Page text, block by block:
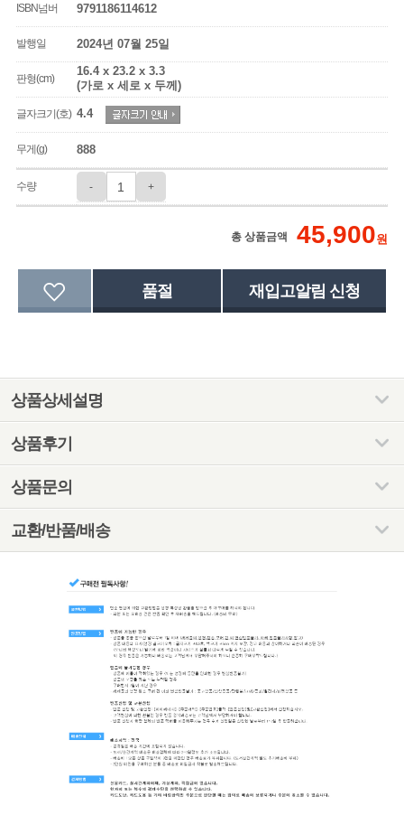
ISBN넘버 9791186114612
발행일 2024년 07월 25일
판형(cm)
16.4 x 23.2 x 3.3
(가로 x 세로 x 두께)
글자크기(호) 4.4
무게(g) 888
수량 - +
총 상품금액 45,900원
상품상세설명
상품후기
상품문의
교환/반품/배송